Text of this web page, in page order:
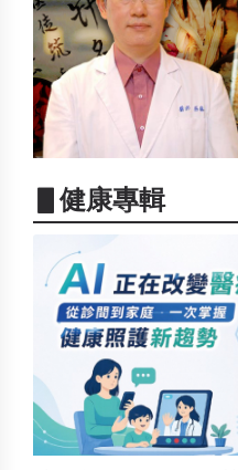
▋健康專輯